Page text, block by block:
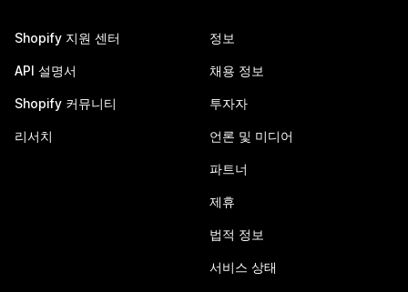
Shopify 지원 센터
API 설명서
Shopify 커뮤니티
리서치
정보
채용 정보
투자자
언론 및 미디어
파트너
제휴
법적 정보
서비스 상태